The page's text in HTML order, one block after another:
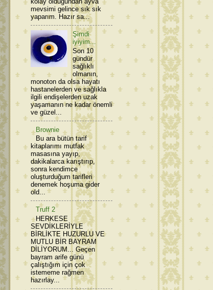
mevsimi gelince sık sık
yaparım. Hazır sa...
Şimdi
iyiyim...
Son 10
gündür
sağlıklı
olmanın,
monoton da olsa hayatı
hastanelerden ve sağlıkla
ilgili endişelerden uzak
yaşamanın ne kadar önemli
ve güzel...
Brownie
Bu ara bütün tarif
kitaplarımı mutfak
masasına yayıp,
dakikalarca karıştırıp,
sonra kendimce
oluşturduğum tarifleri
denemek hoşuma gider
old...
Truff 2
HERKESE
SEVDİKLERİYLE
BİRLİKTE HUZURLU VE
MUTLU BİR BAYRAM
DİLİYORUM... Geçen
bayram arife günü
çalıştığım için çok
istememe rağmen
hazırlay...